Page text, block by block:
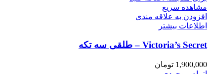
مشاهده سریع
افزودن به علاقه مندی
اطلاعات بیشتر
Victoria’s Secret – طلقی سه تکه
1,900,000 تومان